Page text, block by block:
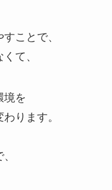
すことで、
て、
境を
ります。